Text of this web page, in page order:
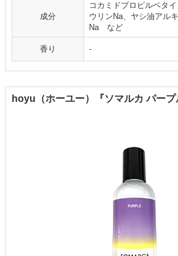
成分
コカミドプロピルベタ
ウリンNa、ヤシ油アル
Na など
香り -
hoyu（ホーユー）『ソマルカ パープ